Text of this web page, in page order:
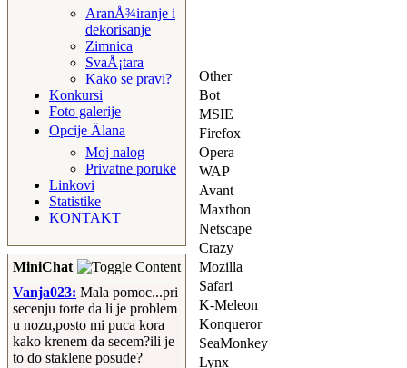
AranÅ¾iranje i
dekorisanje
Zimnica
SvaÅ¡tara
Kako se pravi?
Konkursi
Foto galerije
Opcije Älana
Moj nalog
Privatne poruke
Linkovi
Statistike
KONTAKT
MiniChat
Vanja023: Mala pomoc...pri
secenju torte da li je problem
u nozu,posto mi puca kora
kako krenem da secem?ili je
to do staklene posude?
Other
Bot
MSIE
Firefox
Opera
WAP
Avant
Maxthon
Netscape
Crazy
Mozilla
Safari
K-Meleon
Konqueror
SeaMonkey
Lynx